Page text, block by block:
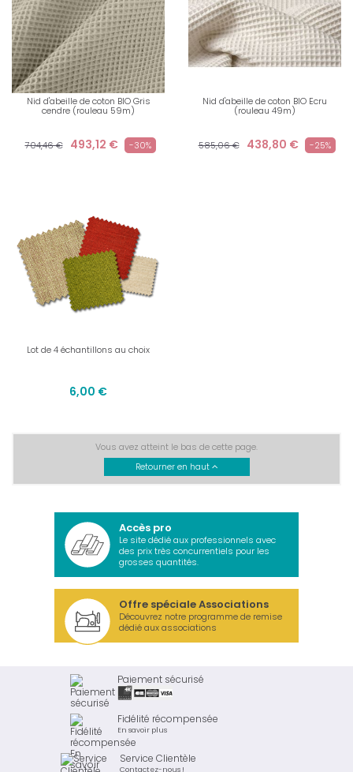
Nid d'abeille de coton BIO Gris
cendre (rouleau 59m)
704,46 € 493,12 € -30%
Nid d'abeille de coton BIO Ecru
(rouleau 49m)
585,06 € 438,80 € -25%
Lot de 4 échantillons au choix
6,00 €
Vous avez atteint le bas de cette page.
Retourner en haut
Accès pro
Le site dédié aux professionnels avec
des prix très concurrentiels pour les
grosses quantités.
Offre spéciale Associations
Découvrez notre programme de remise
dédié aux associations
Paiement sécurisé
Fidélité récompensée
En savoir plus
Service Clientèle
Contactez-nous !